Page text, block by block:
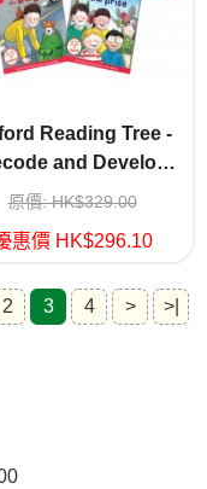
Reading Tree -
and Develop
Stage 4 China
原價: HK$329.00
惠價 HK$296.10
2 3 4 > >|